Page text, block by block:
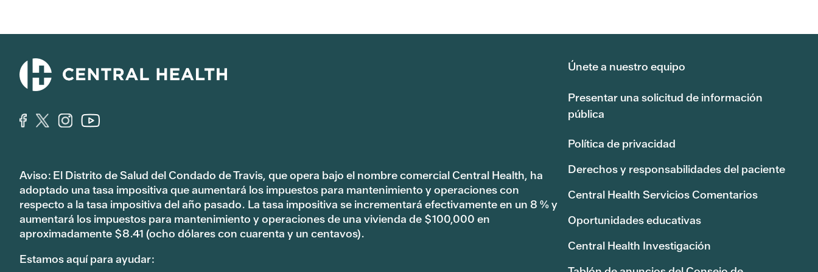
Aviso: El Distrito de Salud del Condado de Travis, que opera bajo el nombre comercial Central Health, ha
adoptado una tasa impositiva que aumentará los impuestos para mantenimiento y operaciones con
respecto a la tasa impositiva del año pasado. La tasa impositiva se incrementará efectivamente en un 8 % y
aumentará los impuestos para mantenimiento y operaciones de una vivienda de $100,000 en
aproximadamente $8.41 (ocho dólares con cuarenta y un centavos).
Estamos aquí para ayudar:
Únete a nuestro equipo
Presentar una solicitud de información
pública
Política de privacidad
Derechos y responsabilidades del paciente
Central Health Servicios Comentarios
Oportunidades educativas
Central Health Investigación